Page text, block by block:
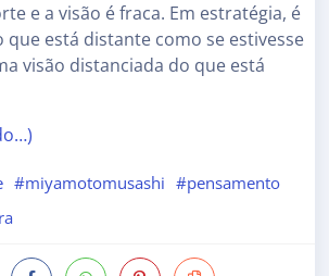
e a visão é fraca. Em estratégia, é
está distante como se estivesse
visão distanciada do que está
#miyamotomusashi #pensamento